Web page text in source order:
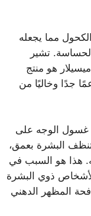
مما يجعله
تشير
هو منتج
جدًا وخاليًا من
غسول الوجه على
البشرة بعمق،
هذا هو السبب في
ذوي البشرة
المظهر الدهني